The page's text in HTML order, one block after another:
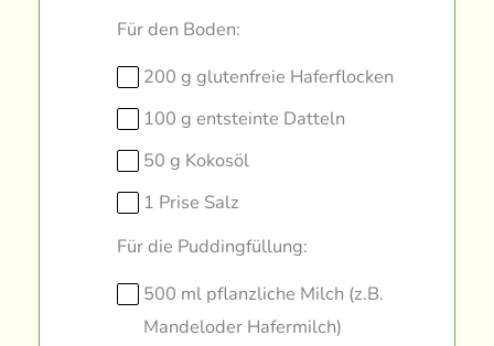
Für den Boden:
200 g glutenfreie Haferflocken
100 g entsteinte Datteln
50 g Kokosöl
1 Prise Salz
Für die Puddingfüllung:
500 ml pflanzliche Milch (z.B.
Mandeloder Hafermilch)